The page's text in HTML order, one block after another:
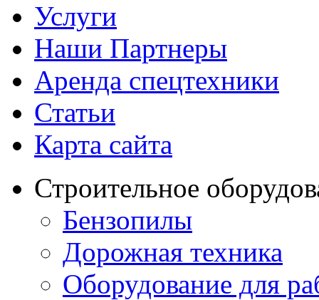
Услуги
Наши Партнеры
Аренда спецтехники
Статьи
Карта сайта
Строительное
Бензопилы
Дорожная техника
Оборудование для